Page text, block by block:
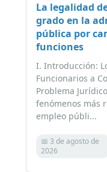
La legalidad
grado en la
pública por
funciones
I. Introducción:
Funcionarios a
Problema
fenómenos más
empleo públi...
📅 3 de agosto de
2026